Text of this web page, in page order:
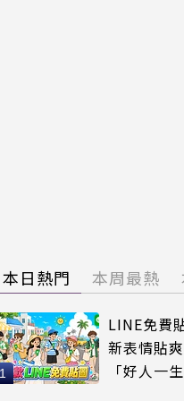
本日熱門 本周最熱
LINE免費
新表情貼
「好人一